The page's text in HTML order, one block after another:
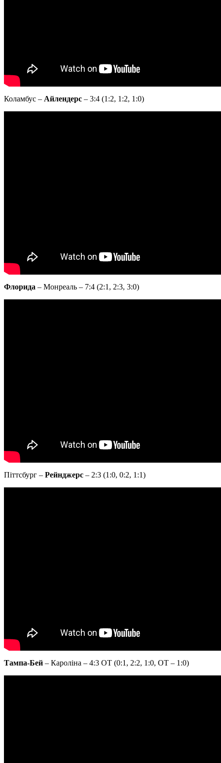
Коламбус – Айлендерс – 3:4 (1:2, 1:2, 1:0)
Флорида – Монреаль – 7:4 (2:1, 2:3, 3:0)
Піттсбург – Рейнджерс – 2:3 (1:0, 0:2, 1:1)
Тампа-Бей – Кароліна – 4:3 ОТ (0:1, 2:2, 1:0, ОТ – 1:0)